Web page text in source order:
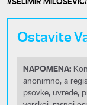
Ostavite
NAPOMENA:
anonimno, a
psovke, uvrede,